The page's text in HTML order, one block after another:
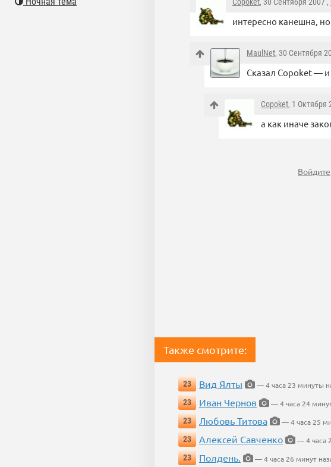
Copoket, 30 Сентября 2007 ,
интересно канешна,
MaulNet, 30 Сентября
Сказал Copoket — и
Copoket, 1 Октября
а как иначе
Войдите
Также смотрите:
23 Вид Ялты
— 4 часа 23 минуты
23
Иван Чернов
— 4 часа 24
23
Любовь Титова
— 4 часа 25
23
Алексей Савченко
— 4 часа
23
Полдень.
— 4 часа 26 минут